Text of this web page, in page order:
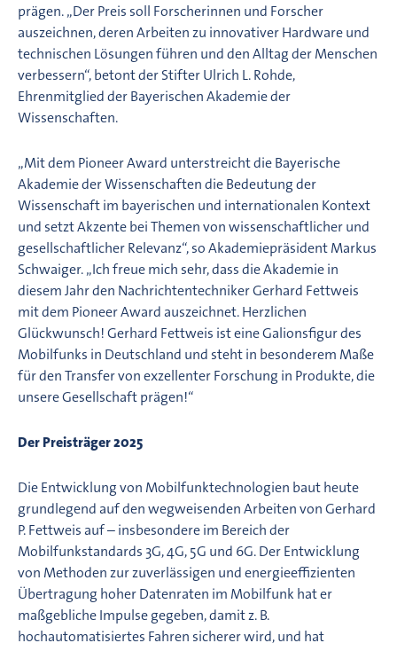
prägen. „Der Preis soll Forscherinnen und Forscher
auszeichnen, deren Arbeiten zu innovativer Hardware und
technischen Lösungen führen und den Alltag der Menschen
verbessern“, betont der Stifter Ulrich L. Rohde,
Ehrenmitglied der Bayerischen Akademie der
Wissenschaften.
„Mit dem Pioneer Award unterstreicht die Bayerische
Akademie der Wissenschaften die Bedeutung der
Wissenschaft im bayerischen und internationalen Kontext
und setzt Akzente bei Themen von wissenschaftlicher und
gesellschaftlicher Relevanz“, so Akademiepräsident Markus
Schwaiger. „Ich freue mich sehr, dass die Akademie in
diesem Jahr den Nachrichtentechniker Gerhard Fettweis
mit dem Pioneer Award auszeichnet. Herzlichen
Glückwunsch! Gerhard Fettweis ist eine Galionsfigur des
Mobilfunks in Deutschland und steht in besonderem Maße
für den Transfer von exzellenter Forschung in Produkte, die
unsere Gesellschaft prägen!“
Der Preisträger 2025
Die Entwicklung von Mobilfunktechnologien baut heute
grundlegend auf den wegweisenden Arbeiten von Gerhard
P. Fettweis auf – insbesondere im Bereich der
Mobilfunkstandards 3G, 4G, 5G und 6G. Der Entwicklung
von Methoden zur zuverlässigen und energieeffizienten
Übertragung hoher Datenraten im Mobilfunk hat er
maßgebliche Impulse gegeben, damit z. B.
hochautomatisiertes Fahren sicherer wird, und hat